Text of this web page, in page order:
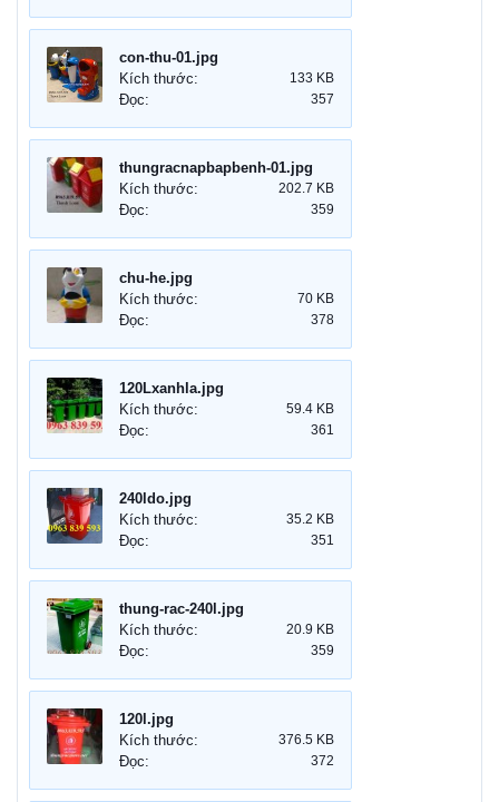
con-thu-01.jpg
Kích thước:
133 KB
Đọc: 357
thungracnapbapbenh-01.jpg
Kích thước:
202.7 KB
Đọc: 359
chu-he.jpg
Kích thước:
70 KB
Đọc: 378
120Lxanhla.jpg
Kích thước:
59.4 KB
Đọc: 361
240ldo.jpg
Kích thước:
35.2 KB
Đọc: 351
thung-rac-240l.jpg
Kích thước:
20.9 KB
Đọc: 359
120l.jpg
Kích thước:
376.5 KB
Đọc: 372